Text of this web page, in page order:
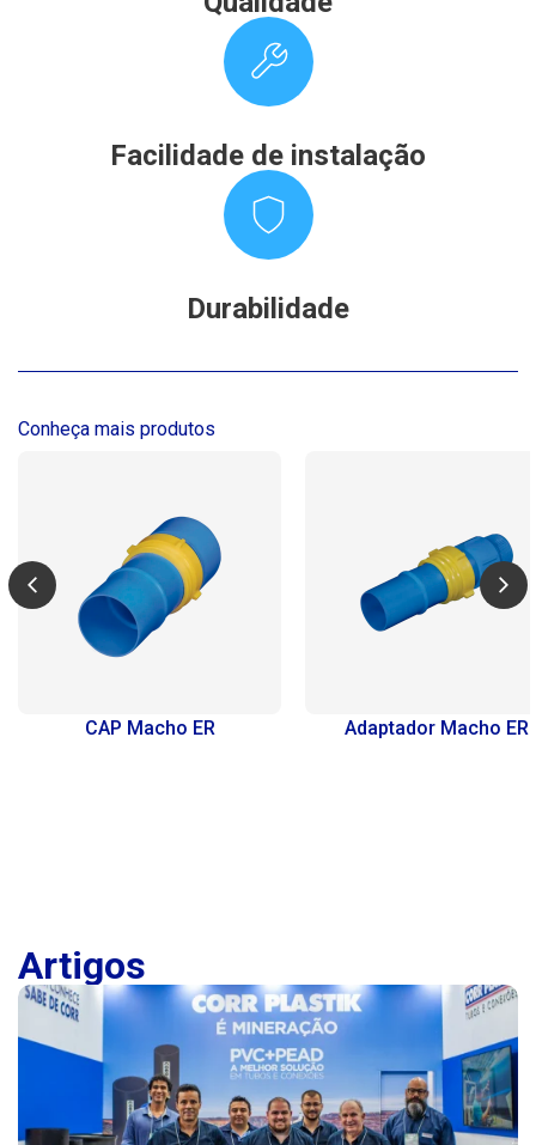
Facilidade de instalação
Durabilidade
Conheça mais produtos
Adaptador Macho ER Ponta Macho ER
Artigos